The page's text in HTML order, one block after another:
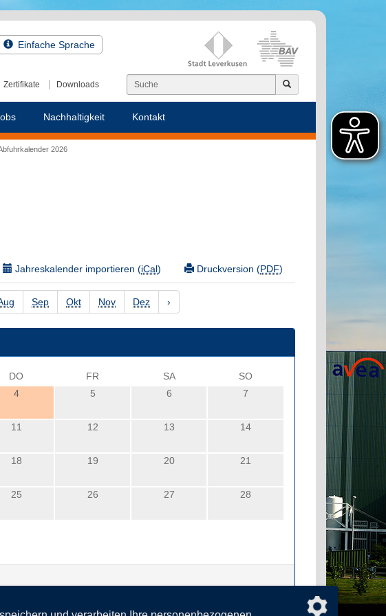
Einfache Sprache
Zertifikate Downloads
Nachhaltigkeit Kontakt
2026
Druckversion (PDF)
Jahreskalender importieren (iCal)
Sep Okt Nov Dez ›
DO FR SA
SO
4 5 6 7
11 12 13 14
18 19 20 21
25 26 27 28